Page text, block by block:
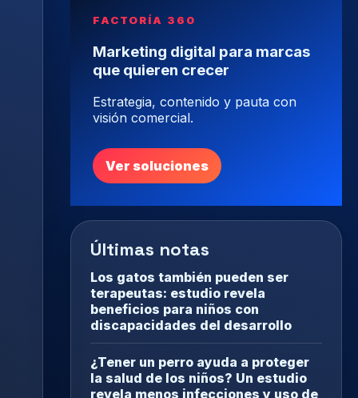
FACTORÍA 360
Marketing digital para marcas
que quieren crecer
Estrategia, contenido y pauta con
visión comercial.
Ver soluciones
Últimas notas
Los gatos también pueden ser
terapeutas: estudio revela
beneficios para niños con
discapacidades del desarrollo
¿Tener un perro ayuda a proteger
la salud de los niños? Un estudio
revela menos infecciones y uso de